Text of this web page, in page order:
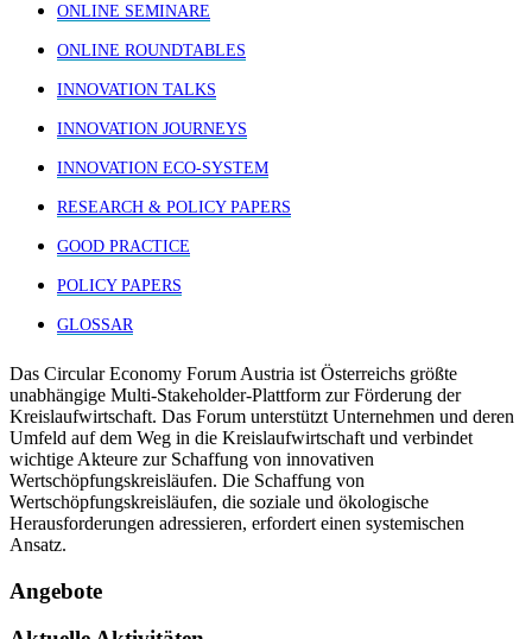
ONLINE SEMINARE
ONLINE ROUNDTABLES
INNOVATION TALKS
INNOVATION JOURNEYS
INNOVATION ECO-SYSTEM
RESEARCH & POLICY PAPERS
GOOD PRACTICE
POLICY PAPERS
GLOSSAR
Das Circular Economy Forum Austria ist Österreichs größte
unabhängige Multi-Stakeholder-Plattform zur Förderung der
Kreislaufwirtschaft. Das Forum unterstützt Unternehmen und deren
Umfeld auf dem Weg in die Kreislaufwirtschaft und verbindet
wichtige Akteure zur Schaffung von innovativen
Wertschöpfungskreisläufen. Die Schaffung von
Wertschöpfungskreisläufen, die soziale und ökologische
Herausforderungen adressieren, erfordert einen systemischen
Ansatz.
Angebote